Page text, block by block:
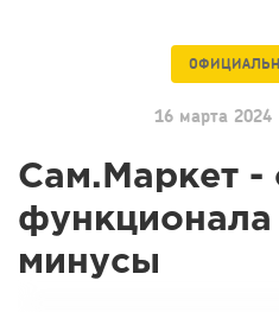
16 марта 2024
Сам.Маркет -
минусы